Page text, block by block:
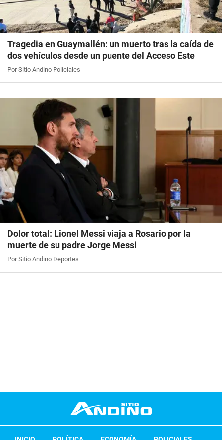
Tragedia en Guaymallén: un muerto tras la caída de
dos vehículos desde un puente del Acceso Este
Por Sitio Andino Policiales
Dolor total: Lionel Messi viaja a Rosario por la
muerte de su padre Jorge Messi
Por Sitio Andino Deportes